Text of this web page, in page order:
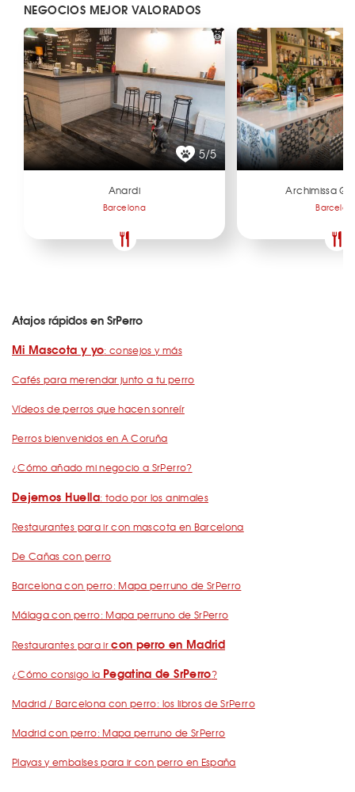
NEGOCIOS MEJOR VALORADOS
5/5
Anardi
Barcelona
Archimissa
Atajos rápidos en SrPerro
Mi Mascota y yo: consejos y más
Cafés para merendar junto a tu perro
Vídeos de perros que hacen sonreír
Perros bienvenidos en A Coruña
¿Cómo añado mi negocio a SrPerro?
Dejemos Huella: todo por los animales
Restaurantes para ir con mascota en Barcelona
De Cañas con perro
Barcelona con perro: Mapa perruno de SrPerro
Málaga con perro: Mapa perruno de SrPerro
Restaurantes para ircon perro en Madrid
¿Cómo consigo la Pegatina de SrPerro?
Madrid / Barcelona con perro: los libros de SrPerro
Madrid con perro: Mapa perruno de SrPerro
Playas y embalses para ir con perro en España